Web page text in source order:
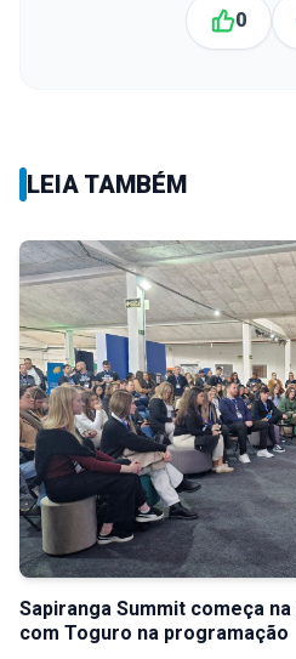
0
LEIA TAMBÉM
Sapiranga Summit começa
com Toguro na programação